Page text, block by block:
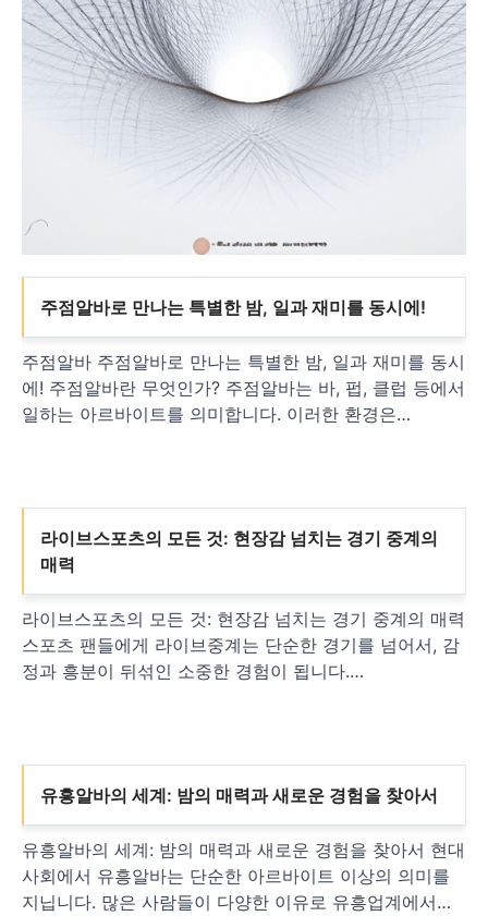
주점알바로 만나는 특별한 밤, 일과 재미를 동시에!
주점알바 주점알바로 만나는 특별한 밤, 일과 재미를 동시
에! 주점알바란 무엇인가? 주점알바는 바, 펍, 클럽 등에서
일하는 아르바이트를 의미합니다. 이러한 환경은…
라이브스포츠의 모든 것: 현장감 넘치는 경기 중계의
매력
라이브스포츠의 모든 것: 현장감 넘치는 경기 중계의 매력
스포츠 팬들에게 라이브중계는 단순한 경기를 넘어서, 감
정과 흥분이 뒤섞인 소중한 경험이 됩니다.…
유흥알바의 세계: 밤의 매력과 새로운 경험을 찾아서
유흥알바의 세계: 밤의 매력과 새로운 경험을 찾아서 현대
사회에서 유흥알바는 단순한 아르바이트 이상의 의미를
지닙니다. 많은 사람들이 다양한 이유로 유흥업계에서…